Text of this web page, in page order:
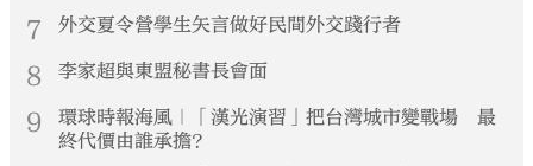
7 外交夏令營學生矢言做好民間外交踐行者
8 李家超與東盟秘書長會面
9
環球時報海風｜「漢光演習」把台灣城市變戰場 最
終代價由誰承擔？